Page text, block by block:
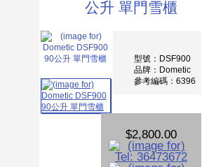
公升 單門雪櫃
型號：DSF900
品牌：Dometic
參考編碼：6396
$2,800.00